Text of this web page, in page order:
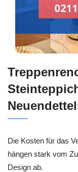
Die Kosten für das
hängen stark vom
Design ab.